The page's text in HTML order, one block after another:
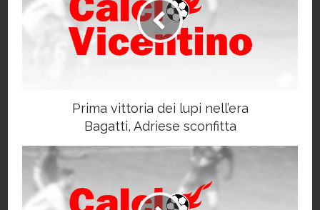
Prima vittoria dei lupi nell’era
Bagatti, Adriese sconfitta